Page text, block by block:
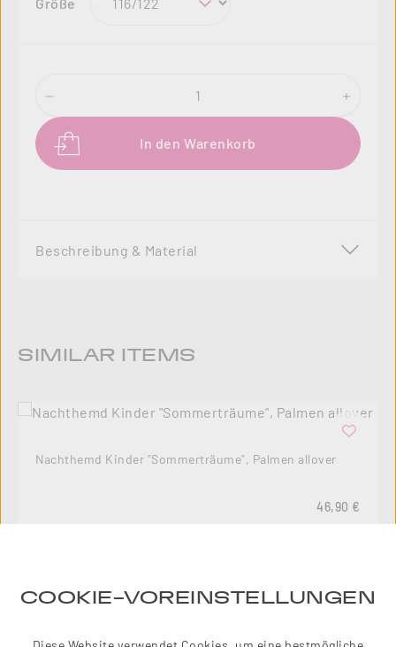
Produkt Anzahl: Gib den gewünschten
In den Warenkorb
Beschreibung & Material
Produktgalerie überspringen
SIMILAR ITEMS
Nachthemd Kinder "Sommerträume", Palmen allover
Regulärer
46,90 €
10 %
COOKIE-VOREINSTELLUNGEN